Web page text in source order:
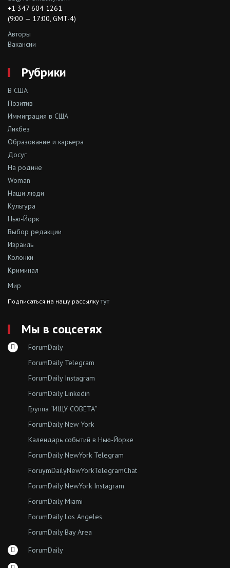
+1 347 604 1261
(9:00 — 17:00, GMT-4)
Авторы
Вакансии
Рубрики
В США
Позитив
Иммиграция в США
Ликбез
Образование и карьера
Досуг
На родине
Woman
Наши люди
Культура
Нью-Йорк
Выбор редакции
Израиль
Колонки
Криминал
Мир
Подписаться на нашу рассылкутут
Мы в соцсетях
ForumDaily
ForumDaily Telegram
ForumDaily Instagram
ForumDaily Linkedin
Группа “ИЩУ СОВЕТА”
ForumDaily New York
Календарь событий в Нью-Йорке
ForumDaily NewYork Telegram
ForuymDailyNewYorkTelegramChat
ForumDaily NewYork Instagram
ForumDaily Miami
ForumDaily Los Angeles
ForumDaily Bay Area
ForumDaily